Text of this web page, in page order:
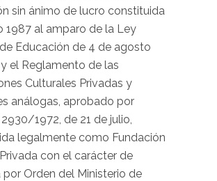
sin ánimo de lucro constituida
1987 al amparo de la Ley
Educación de 4 de agosto
el Reglamento de las
Culturales Privadas y
análogas, aprobado por
1972, de 21 de julio,
legalmente como Fundación
con el carácter de
por Orden del Ministerio de